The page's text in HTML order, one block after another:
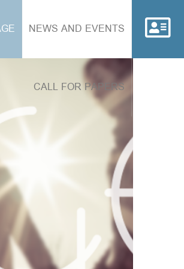
NEWS AND EVENTS
CALL FOR PAPERS